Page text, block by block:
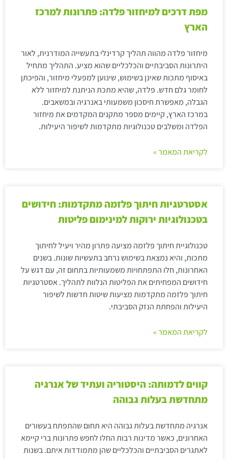
מפת דרכים למיחזור פלדה: פתרונות למרכז
הארץ
מיחזור פלדה מהווה תהליך קרדינלי בתעשייה המודרנית, לאור
היתרונות הסביבתיים והכלכליים שהוא מציע. התהליך מתחיל
באיסוף מתכות שאינן בשימוש, שינוען למפעלי מיחזור, והפיכתן
לחומר גלם חדש. פלדה, שהיא מתכת הניתנת למיחזור ללא
הגבלה, מאפשרת חיסכון משמעותי באנרגיה ובמשאבים.
במרכז הארץ, קיימים מספר מתקנים המקדמים את מיחזור
הפלדה ומשלבים טכנולוגיות מתקדמות לשיפור היעילות.
לקריאת המאמר »
אסטרטגיות חיתוך פלזמה מתקדמות: חידושים
בטכנולוגיות ירוקות למינימום פליטות
טכנולוגיית חיתוך פלזמה מציעה פתרון מהיר ויעיל לחיתוך
מתכות, והיא נמצאת בשימוש נרחב בתעשיות שונות. בשנים
האחרונות, חלו התפתחויות משמעותיות בתחום זה, עם דגש על
חידושים המפחיתים את הפליטות הנלוות לתהליך. אסטרטגיות
חיתוך פלזמה מתקדמות מציעות שיטות חדשות לשיפור
היעילות והפחתת הנזק הסביבתי.
לקריאת המאמר »
קווים לדמותה: היסטוריה ועתיד של אנרגיה
מתחדשת בעלות גבוהה
אנרגיה מתחדשת בעלות גבוהה היא תחום שהתפתח בעשורים
האחרונים, כאשר מדינות רבות החלו לחפש פתרונות ברי קיימא
לאתגרים הסביבתיים והכלכליים שהן מתמודדות איתם. בשנות